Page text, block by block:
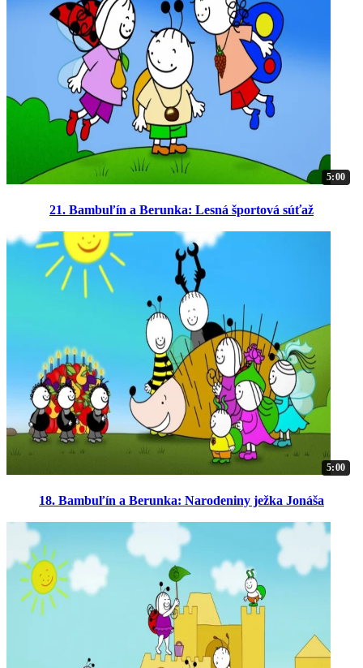
5:00
21. Bambuľín a Berunka: Lesná športová súťaž
5:00
18. Bambuľín a Berunka: Narodeniny ježka Jonáša